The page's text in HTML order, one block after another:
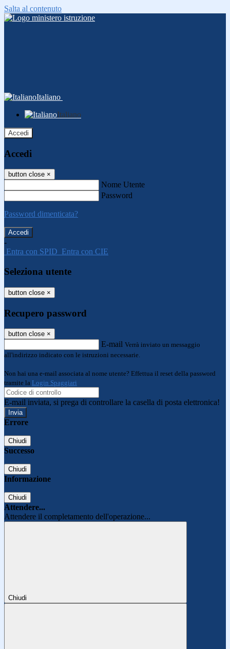
Salta al contenuto
Italiano
Italiano
Accedi
Accedi
button close ×
Nome Utente
Password
Password dimenticata?
-
Entra con SPID Entra con CIE
Seleziona utente
button close ×
Recupero password
button close ×
E-mail Verrà inviato un messaggio
all'indirizzo indicato con le istruzioni necessarie.
Non hai una e-mail associata al nome utente? Effettua il reset della password
tramite la Login Spaggiari
E-mail inviata, si prega di controllare la casella di posta elettronica!
Errore
Chiudi
Successo
Chiudi
Informazione
Chiudi
Attendere...
Attendere il completamento dell'operazione...
Chiudi